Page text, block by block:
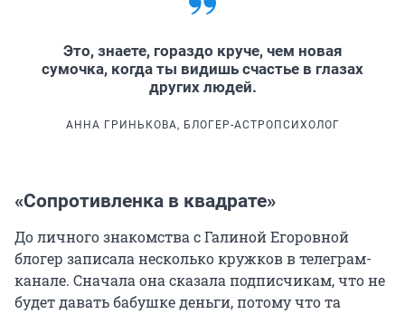
Это, знаете, гораздо круче, чем новая
сумочка, когда ты видишь счастье в глазах
других людей.
АННА ГРИНЬКОВА, БЛОГЕР-АСТРОПСИХОЛОГ
«Сопротивленка в квадрате»
До личного знакомства с Галиной Егоровной
блогер записала несколько кружков в телеграм-
канале. Сначала она сказала подписчикам, что не
будет давать бабушке деньги, потому что та